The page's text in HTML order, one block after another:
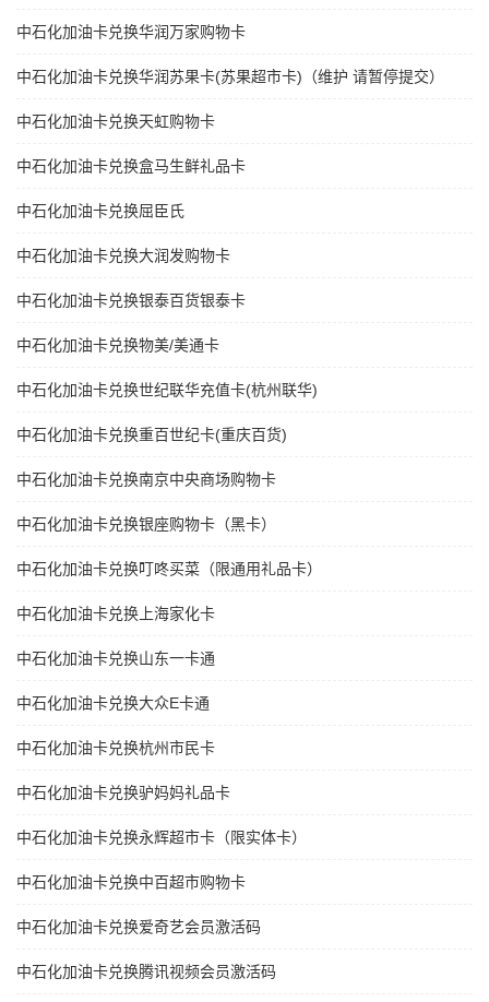
中石化加油卡兑换华润万家购物卡
中石化加油卡兑换华润苏果卡(苏果超市卡)（维护 请暂停提交）
中石化加油卡兑换天虹购物卡
中石化加油卡兑换盒马生鲜礼品卡
中石化加油卡兑换屈臣氏
中石化加油卡兑换大润发购物卡
中石化加油卡兑换银泰百货银泰卡
中石化加油卡兑换物美/美通卡
中石化加油卡兑换世纪联华充值卡(杭州联华)
中石化加油卡兑换重百世纪卡(重庆百货)
中石化加油卡兑换南京中央商场购物卡
中石化加油卡兑换银座购物卡（黑卡）
中石化加油卡兑换叮咚买菜（限通用礼品卡）
中石化加油卡兑换上海家化卡
中石化加油卡兑换山东一卡通
中石化加油卡兑换大众E卡通
中石化加油卡兑换杭州市民卡
中石化加油卡兑换驴妈妈礼品卡
中石化加油卡兑换永辉超市卡（限实体卡）
中石化加油卡兑换中百超市购物卡
中石化加油卡兑换爱奇艺会员激活码
中石化加油卡兑换腾讯视频会员激活码